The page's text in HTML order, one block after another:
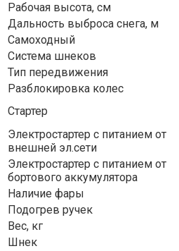
Рабочая высота, см
Дальность выброса снега, м
Самоходный
Система шнеков
Тип передвижения
Разблокировка колес
Стартер
Электростартер с питанием от
внешней эл.сети
Электростартер с питанием от
бортового аккумулятора
Наличие фары
Подогрев ручек
Вес, кг
Шнек